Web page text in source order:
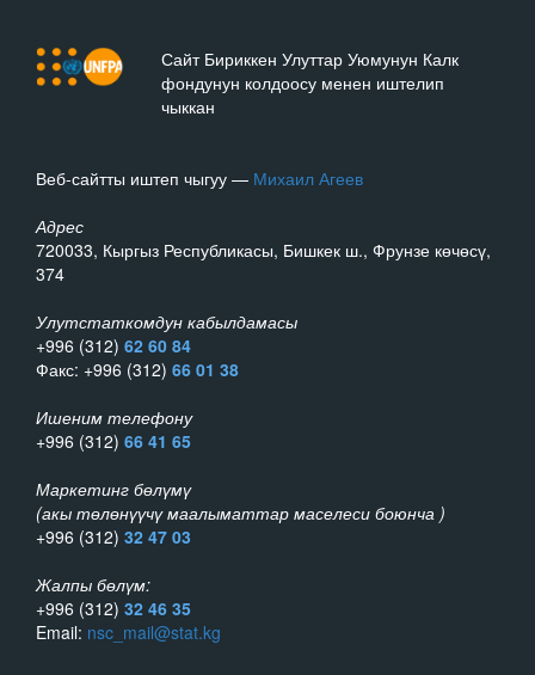
Сайт Бириккен Улуттар Уюмунун Калк
фондунун колдоосу менен иштелип
чыккан
Веб-сайтты иштеп чыгуу — Михаил Агеев
Адрес
720033, Кыргыз Республикасы, Бишкек ш., Фрунзе көчөсү,
374
Улутстаткомдун кабылдамасы
+996 (312) 62 60 84
Факс: +996 (312) 66 01 38
Ишеним телефону
+996 (312) 66 41 65
Маркетинг бөлүмү
(акы төлөнүүчү маалыматтар маселеси боюнча )
+996 (312) 32 47 03
Жалпы бөлүм:
+996 (312) 32 46 35
Email: nsc_mail@stat.kg